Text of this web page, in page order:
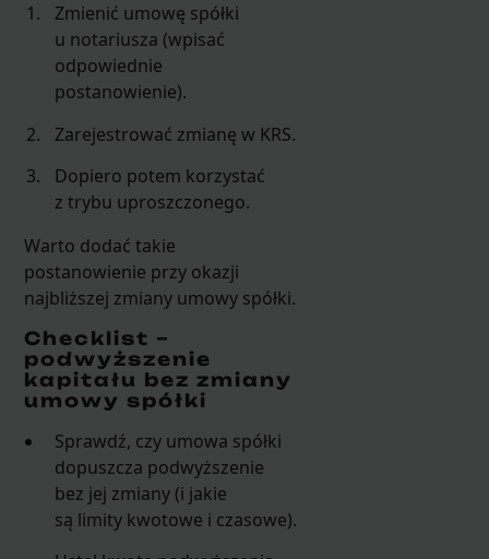
Zmienić umowę spółki
u notariusza (wpisać
odpowiednie
postanowienie).
Zarejestrować zmianę w KRS.
Dopiero potem korzystać
z trybu uproszczonego.
Warto dodać takie
postanowienie przy okazji
najbliższej zmiany umowy spółki.
Checklist –
podwyższenie
kapitału bez zmiany
umowy spółki
Sprawdź, czy umowa spółki
dopuszcza podwyższenie
bez jej zmiany (i jakie
są limity kwotowe i czasowe).